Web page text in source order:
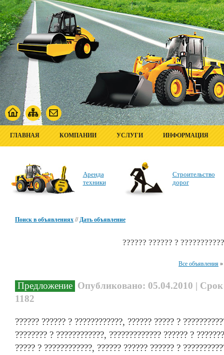
ГЛАВНАЯ КОМПАНИИ УСЛУГИ ИНФОРМАЦИЯ
Аренда
техники
Строительство
дорог
Поиск в объявлениях //Дать объявление
?????? ?????? ?
Все объявления »
Предложение Опубликовано: 05.04.2010 |
1182
?????? ?????? ? ????????????, ?????? ????? ?
???????? ? ????????????, ????????????? ?????? ?
????? ? ????????????, ?????? ?????? ?????? ?